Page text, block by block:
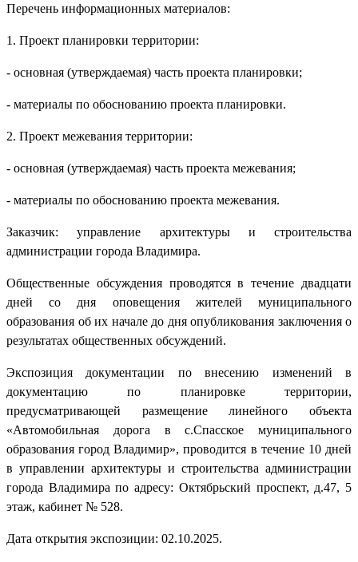
Перечень информационных материалов:
1. Проект планировки территории:
- основная (утверждаемая) часть проекта планировки;
- материалы по обоснованию проекта планировки.
2. Проект межевания территории:
- основная (утверждаемая) часть проекта межевания;
- материалы по обоснованию проекта межевания.
Заказчик: управление архитектуры и строительства
администрации города Владимира.
Общественные обсуждения проводятся в течение двадцати
дней со дня оповещения жителей муниципального
образования об их начале до дня опубликования заключения о
результатах общественных обсуждений.
Экспозиция документации по внесению изменений в
документацию по планировке территории,
предусматривающей размещение линейного объекта
«Автомобильная дорога в с.Спасское муниципального
образования город Владимир», проводится в течение 10 дней
в управлении архитектуры и строительства администрации
города Владимира по адресу: Октябрьский проспект, д.47, 5
этаж, кабинет № 528.
Дата открытия экспозиции: 02.10.2025.